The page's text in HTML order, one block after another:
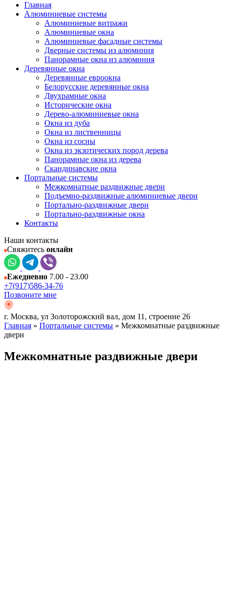
Главная
Алюминиевые системы
Алюминиевые витражи
Алюминиевые окна
Алюминиевые фасадные системы
Дверные системы из алюминия
Панорамные окна из алюминия
Деревянные окна
Деревянные евроокна
Белорусские деревянные окна
Двухрамные окна
Исторические окна
Дерево-алюминиевые окна
Окна из дуба
Окна из лиственницы
Окна из сосны
Окна из экзотических пород дерева
Панорамные окна из дерева
Скандинавские окна
Портальные системы
Межкомнатные раздвижные двери
Подъемно-раздвижные алюминиевые двери
Портально-раздвижные двери
Портально-раздвижные окна
Контакты
Наши контакты
Свяжитесь онлайн
Ежедневно 7.00 - 23.00
+7(917)586-34-76
Позвоните мне
г. Москва, ул Золоторожский вал, дом 11, строение 26
Главная » Портальные системы » Межкомнатные раздвижные
двери
Межкомнатные раздвижные двери